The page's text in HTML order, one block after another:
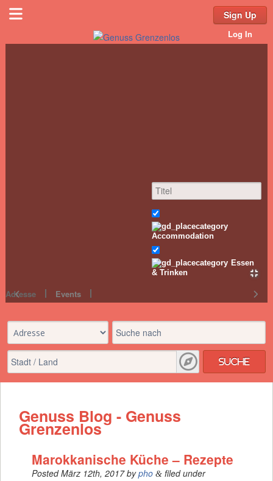
Accommodation
Essen
& Trinken
Adresse Events
Suche
Sign Up
Log In
Genuss Blog - Genuss
Grenzenlos
Marokkanische Küche – Rezepte
PostedMärz 12th, 2017bypho & filed under